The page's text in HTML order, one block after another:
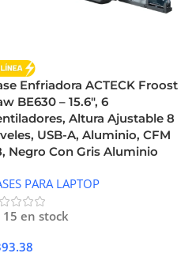
Enfriadora ACTECK Froost
BE630 – 15.6″, 6
Altura Ajustable 8
USB-A, Aluminio, CFM
Negro Con Gris Aluminio
PARA LAPTOP
15 en stock